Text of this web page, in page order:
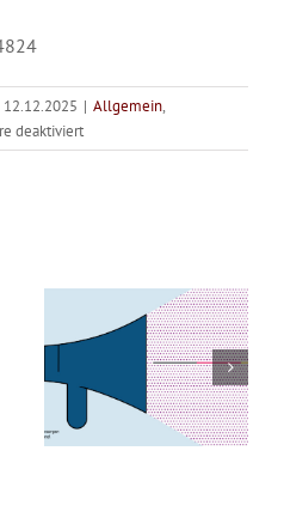
12.12.2025 | Allgemein,
deaktiviertfür
Tag